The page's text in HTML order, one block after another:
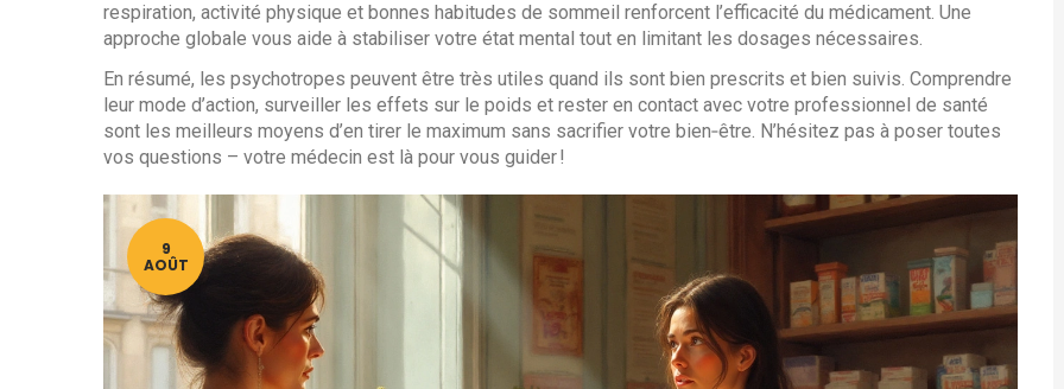
respiration, activité physique et bonnes habitudes de sommeil renforcent l’efficacité du médicament. Une
approche globale vous aide à stabiliser votre état mental tout en limitant les dosages nécessaires.
En résumé, les psychotropes peuvent être très utiles quand ils sont bien prescrits et bien suivis. Comprendre
leur mode d’action, surveiller les effets sur le poids et rester en contact avec votre professionnel de santé
sont les meilleurs moyens d’en tirer le maximum sans sacrifier votre bien‑être. N’hésitez pas à poser toutes
vos questions – votre médecin est là pour vous guider !
9
AOÛT